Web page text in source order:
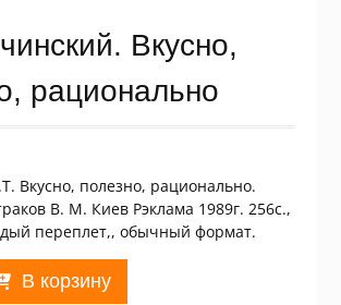
Вкусно,
рационально
Вкусно, полезно, рационально.
В. М. Киев Рэклама 1989г. 256с.,
переплет,, обычный формат.
В корзину